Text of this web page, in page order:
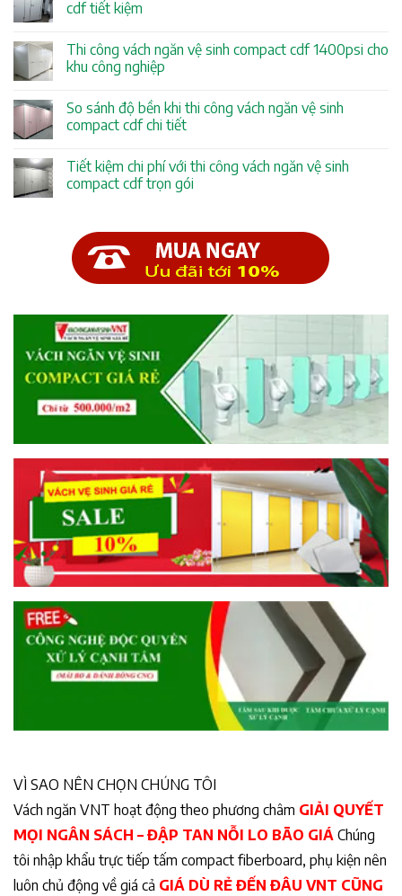
cdf tiết kiệm
Thi công vách ngăn vệ sinh compact cdf 1400psi cho
khu công nghiệp
So sánh độ bền khi thi công vách ngăn vệ sinh
compact cdf chi tiết
Tiết kiệm chi phí với thi công vách ngăn vệ sinh
compact cdf trọn gói
VÌ SAO NÊN CHỌN CHÚNG TÔI
Vách ngăn VNT hoạt động theo phương châm GIẢI QUYẾT
MỌI NGÂN SÁCH – ĐẬP TAN NỖI LO BÃO GIÁ Chúng
tôi nhập khẩu trực tiếp tấm compact fiberboard, phụ kiện nên
luôn chủ động về giá cả GIÁ DÙ RẺ ĐẾN ĐÂU VNT CŨNG